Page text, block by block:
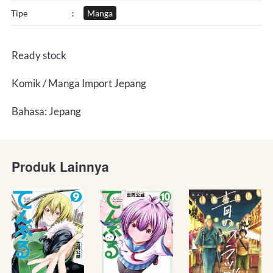
Tipe : Manga
Ready stock
Komik / Manga Import Jepang
Bahasa: Jepang
Produk Lainnya